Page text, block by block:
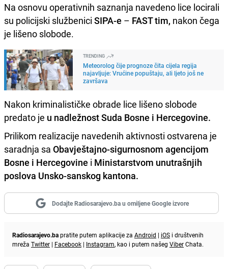
Na osnovu operativnih saznanja navedeno lice locirali
su policijski službenici SIPA-e – FAST tim, nakon čega
je lišeno slobode.
TRENDING
Meteorolog čije prognoze čita cijela regija
najavljuje: Vrućine popuštaju, ali ljeto još ne
završava
Nakon kriminalističke obrade lice lišeno slobode
predato je u nadležnost Suda Bosne i Hercegovine.
Prilikom realizacije navedenih aktivnosti ostvarena je
saradnja sa Obavještajno-sigurnosnom agencijom
Bosne i Hercegovine i Ministarstvom unutrašnjih
poslova Unsko-sanskog kantona.
Dodajte Radiosarajevo.ba u omiljene Google izvore
Radiosarajevo.bapratite putem aplikacije za Android | iOS i društvenih
mreža Twitter | Facebook | Instagram, kao i putem našeg ViberChata.